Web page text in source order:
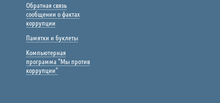
Обратная связь
сообщении о фактах
коррупции
Памятки и буклеты
Компьютерная
программа "Мы против
коррупции"